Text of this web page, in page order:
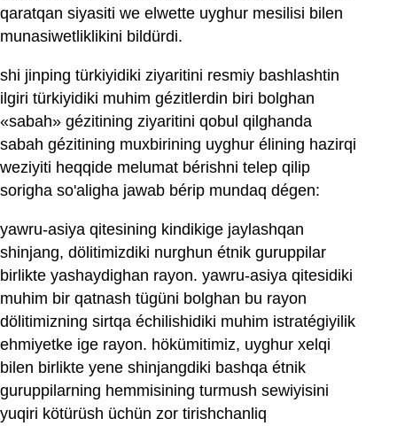
qaratqan siyasiti we elwette uyghur mesilisi bilen
munasiwetliklikini bildürdi.
shi jinping türkiyidiki ziyaritini resmiy bashlashtin
ilgiri türkiyidiki muhim gézitlerdin biri bolghan
«sabah» gézitining ziyaritini qobul qilghanda
sabah gézitining muxbirining uyghur élining hazirqi
weziyiti heqqide melumat bérishni telep qilip
sorigha so'aligha jawab bérip mundaq dégen:
yawru‏-asiya qitesining kindikige jaylashqan
shinjang, dölitimizdiki nurghun étnik guruppilar
birlikte yashaydighan rayon. yawru‏-asiya qitesidiki
muhim bir qatnash tügüni bolghan bu rayon
dölitimizning sirtqa échilishidiki muhim istratégiyilik
ehmiyetke ige rayon. hökümitimiz, uyghur xelqi
bilen birlikte yene shinjangdiki bashqa étnik
guruppilarning hemmisining turmush sewiyisini
yuqiri kötürüsh üchün zor tirishchanliq